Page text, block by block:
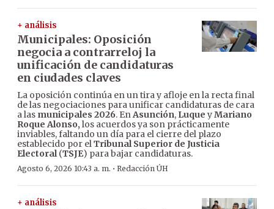
+ análisis
Municipales: Oposición
negocia a contrarreloj la
unificación de candidaturas
en ciudades claves
La oposición continúa en un tira y afloje en la recta final
de las negociaciones para unificar candidaturas de cara
a las municipales 2026. EnAsunción, Luque yMariano
Roque Alonso, los acuerdos ya son prácticamente
inviables, faltando un día para el cierre del plazo
establecido por elTribunal Superior de Justicia
Electoral(TSJE) para bajar candidaturas.
Agosto 6, 2026 10:43 a. m. · Redacción ÚH
+ análisis